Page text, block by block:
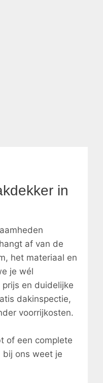
in
af van de
het materiaal en
je wél
prijs en duidelijke
dakinspectie,
voorrijkosten.
of een complete
bij ons weet je